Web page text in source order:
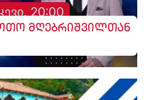
20:00
მღებრიშვილთან